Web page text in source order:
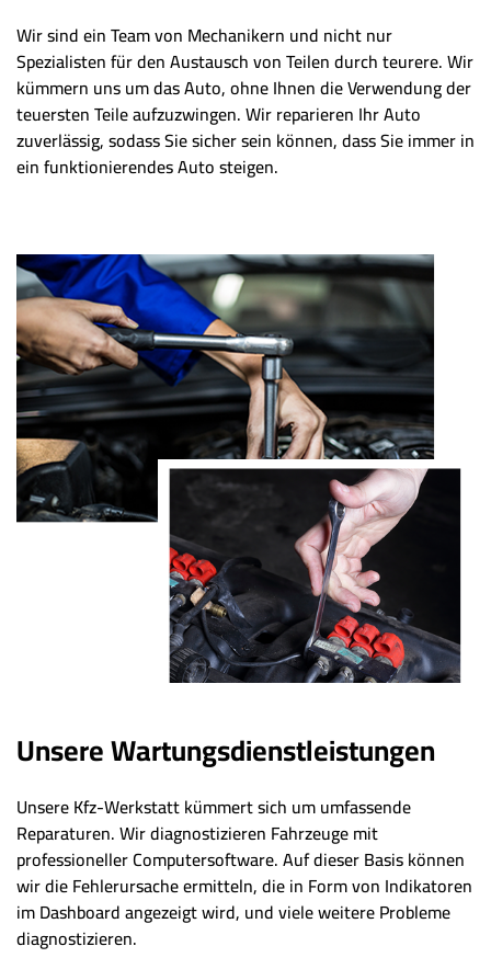
Wir sind ein Team von Mechanikern und nicht nur
Spezialisten für den Austausch von Teilen durch teurere. Wir
kümmern uns um das Auto, ohne Ihnen die Verwendung der
teuersten Teile aufzuzwingen. Wir reparieren Ihr Auto
zuverlässig, sodass Sie sicher sein können, dass Sie immer in
ein funktionierendes Auto steigen.
Unsere Wartungsdienstleistungen
Unsere Kfz-Werkstatt kümmert sich um umfassende
Reparaturen. Wir diagnostizieren Fahrzeuge mit
professioneller Computersoftware. Auf dieser Basis können
wir die Fehlerursache ermitteln, die in Form von Indikatoren
im Dashboard angezeigt wird, und viele weitere Probleme
diagnostizieren.